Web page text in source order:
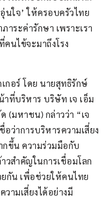
นใจ’ ให้ครอบครัวไทย
าระค่ารักษา เพราะเรา
นไข้จะมาถึงโรง
กอร์ โดย นายสุทธิรักษ์
ที่บริหาร บริษัท เจ เอ็ม
(มหาชน) กล่าวว่า “เจ
ว่าการบริหารความเสี่ยง
กขึ้น ความร่วมมือกับ
วสำคัญในการเชื่อมโลก
กัน เพื่อช่วยให้คนไทย
ามเสี่ยงได้อย่างมี